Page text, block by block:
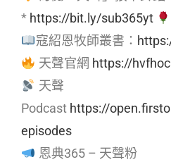
* https://bit.ly/sub365yt
寇紹恩牧師叢書：
天聲官網 https://
天聲
Podcast https://
episodes
恩典365 – 天聲粉